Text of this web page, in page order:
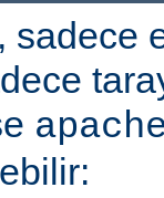
sadece